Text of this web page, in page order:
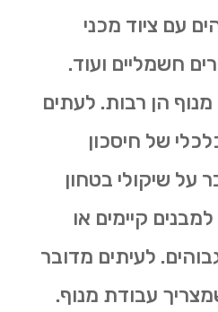
עם ציוד מכני
חשמליים ועוד.
מנוף הן רבות. לעתים
של חיסכון
על שיקולי בטחון
קיימים או
לעיתים מדובר
עבודת מנוף.